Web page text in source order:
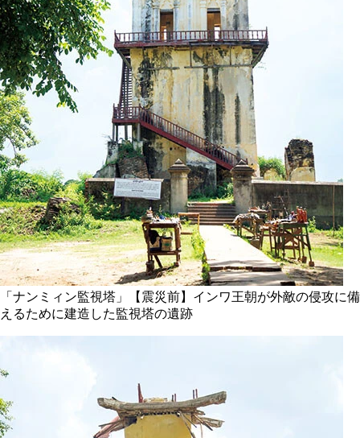
「ナンミィン監視塔」【震災前】インワ王朝が外敵の侵攻に備
えるために建造した監視塔の遺跡